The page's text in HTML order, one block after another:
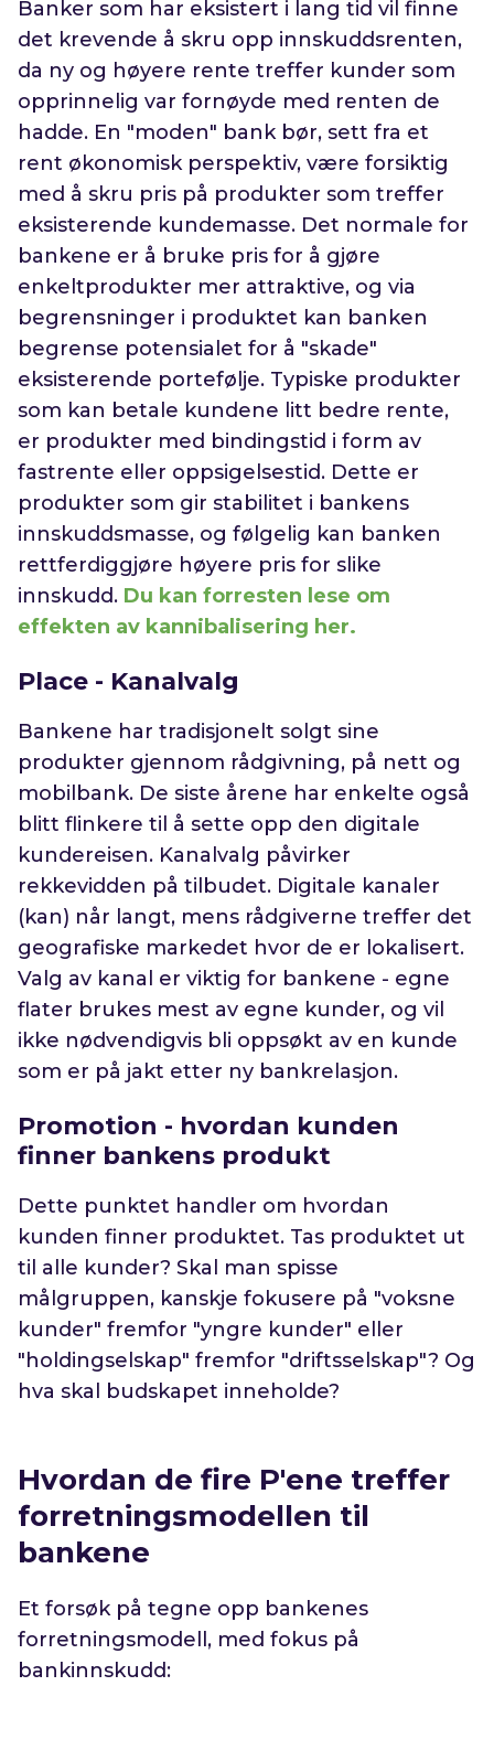
Banker som har eksistert i lang tid vil finne
det krevende å skru opp innskuddsrenten,
da ny og høyere rente treffer kunder som
opprinnelig var fornøyde med renten de
hadde. En "moden" bank bør, sett fra et
rent økonomisk perspektiv, være forsiktig
med å skru pris på produkter som treffer
eksisterende kundemasse. Det normale for
bankene er å bruke pris for å gjøre
enkeltprodukter mer attraktive, og via
begrensninger i produktet kan banken
begrense potensialet for å "skade"
eksisterende portefølje. Typiske produkter
som kan betale kundene litt bedre rente,
er produkter med bindingstid i form av
fastrente eller oppsigelsestid. Dette er
produkter som gir stabilitet i bankens
innskuddsmasse, og følgelig kan banken
rettferdiggjøre høyere pris for slike
innskudd. Du kan forresten lese om
effekten av kannibalisering her.
Place - Kanalvalg
Bankene har tradisjonelt solgt sine
produkter gjennom rådgivning, på nett og
mobilbank. De siste årene har enkelte også
blitt flinkere til å sette opp den digitale
kundereisen. Kanalvalg påvirker
rekkevidden på tilbudet. Digitale kanaler
(kan) når langt, mens rådgiverne treffer det
geografiske markedet hvor de er lokalisert.
Valg av kanal er viktig for bankene - egne
flater brukes mest av egne kunder, og vil
ikke nødvendigvis bli oppsøkt av en kunde
som er på jakt etter ny bankrelasjon.
Promotion - hvordan kunden
finner bankens produkt
Dette punktet handler om hvordan
kunden finner produktet. Tas produktet ut
til alle kunder? Skal man spisse
målgruppen, kanskje fokusere på "voksne
kunder" fremfor "yngre kunder" eller
"holdingselskap" fremfor "driftsselskap"? Og
hva skal budskapet inneholde?
Hvordan de fire P'ene treffer
forretningsmodellen til
bankene
Et forsøk på tegne opp bankenes
forretningsmodell, med fokus på
bankinnskudd: